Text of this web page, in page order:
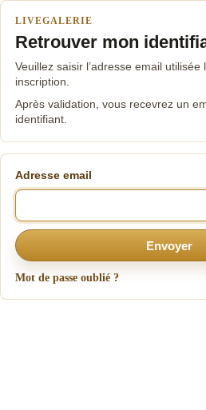
LIVEGALERIE
Retrouver mon
Veuillez saisir l’adresse email utilisée
inscription.
Après validation, vous recevrez un
identifiant.
Adresse email
Envoyer
Mot de passe oublié ?